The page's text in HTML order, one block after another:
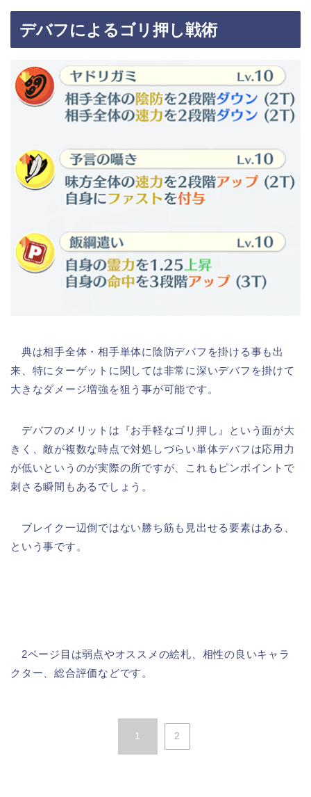
デバフによるゴリ押し戦術
典は相手全体・相手単体に陰防デバフを掛ける事も出
来、特にターゲットに関しては非常に深いデバフを掛けて
大きなダメージ増強を狙う事が可能です。
デバフのメリットは『お手軽なゴリ押し』という面が大
きく、敵が複数な時点で対処しづらい単体デバフは応用力
が低いというのが実際の所ですが、これもピンポイントで
刺さる瞬間もあるでしょう。
ブレイク一辺倒ではない勝ち筋も見出せる要素はある、
という事です。
2ページ目は弱点やオススメの絵札、相性の良いキャラ
クター、総合評価などです。
1 2